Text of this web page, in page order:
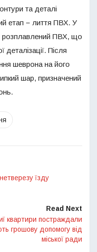
та деталі
етап − лиття ПВХ. У
розплавлений ПВХ, що
Після
шеврона на його
шар, призначений
їзду
Read Next
квартири постраждали
грошову допомогу від
міської ради